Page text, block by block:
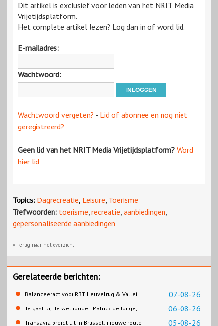
Dit artikel is exclusief voor leden van het NRIT Media
Vrijetijdsplatform.
Het complete artikel lezen? Log dan in of word lid.
E-mailadres:
Wachtwoord:
Wachtwoord vergeten? - Lid of abonnee en nog niet
geregistreerd?
Geen lid van het NRIT Media Vrijetijdsplatform? Word
hier lid
Topics: Dagrecreatie, Leisure, Toerisme
Trefwoorden: toerisme, recreatie, aanbiedingen,
gepersonaliseerde aanbiedingen
« Terug naar het overzicht
Gerelateerde berichten:
07-08-26
Balanceeract voor RBT Heuvelrug & Vallei
06-08-26
Te gast bij de wethouder: Patrick de Jonge,
Gemeente Emmen
05-08-26
Transavia breidt uit in Brussel: nieuwe route